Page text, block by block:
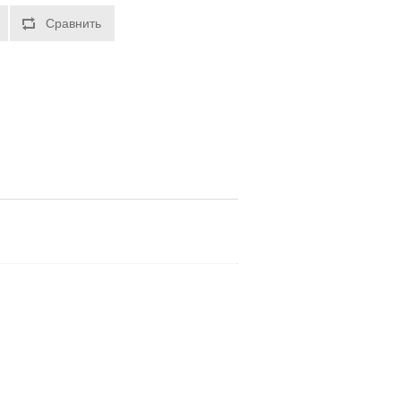
Сравнить